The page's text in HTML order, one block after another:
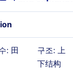
: 田
구조: 上
下结构